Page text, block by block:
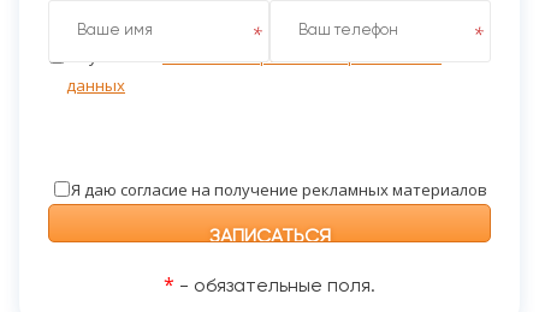
Я даю согласие на обработку персональных данных
Политики обработки персональных
данных
Я даю согласие на получение рекламных материалов
* - обязательные поля.